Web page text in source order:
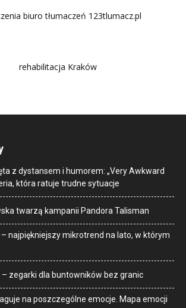
z dystansem i humorem: „Very Awkward
która ratuje trudne sytuacje
twarzą kampanii Pandora Talisman
– najpiękniejszy mikrotrend na lato, w którym
– zegarki dla buntowników bez granic
na poszczególne emocje. Mapa emocji